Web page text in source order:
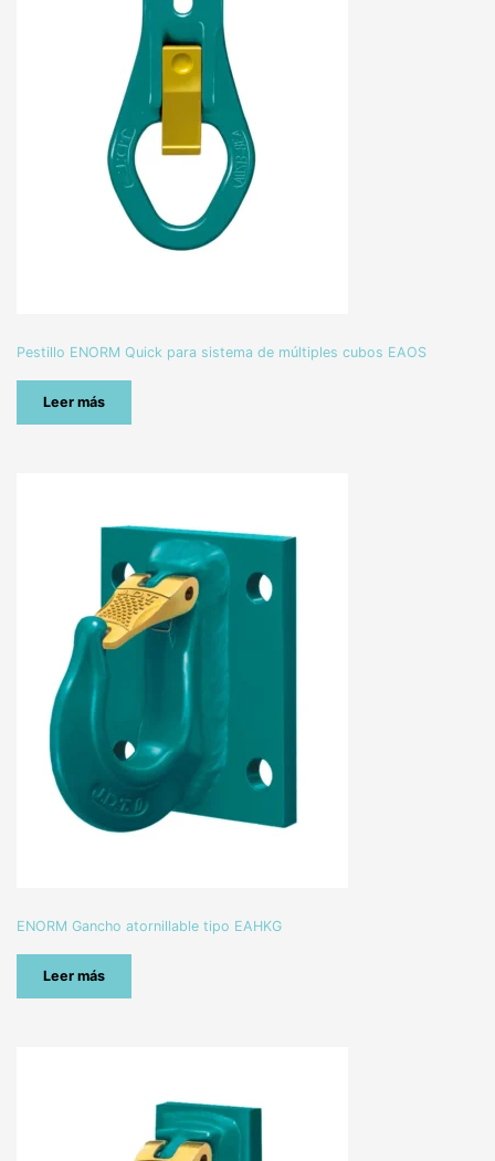
Pestillo ENORM Quick para sistema de múltiples cubos EAOS
Leer más
ENORM Gancho atornillable tipo EAHKG
Leer más